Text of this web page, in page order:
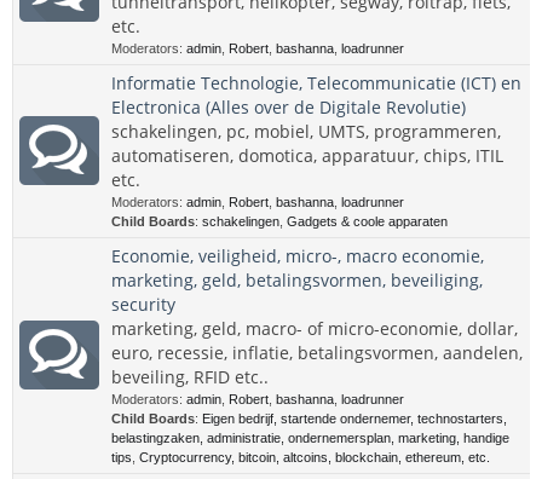
etc.
Moderators: admin Robert bashanna loadrunner
Informatie Technologie, Telecommunicatie (ICT) en
Electronica (Alles over de Digitale Revolutie)
schakelingen, pc, mobiel, UMTS, programmeren,
automatiseren, domotica, apparatuur, chips, ITIL
etc.
Moderators: admin Robert bashanna loadrunner
Child Boards: schakelingen Gadgets & coole apparaten
Economie, veiligheid, micro-, macro economie,
marketing, geld, betalingsvormen, beveiliging,
security
marketing, geld, macro- of micro-economie, dollar,
euro, recessie, inflatie, betalingsvormen, aandelen,
beveiling, RFID etc..
Moderators: admin Robert bashanna loadrunner
Child Boards: Eigen bedrijf, startende ondernemer, technostarters,
belastingzaken, administratie, ondernemersplan, marketing, handige
tips Cryptocurrency, bitcoin, altcoins, blockchain, ethereum, etc.